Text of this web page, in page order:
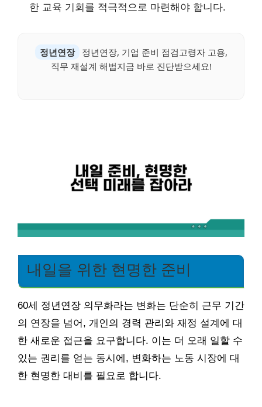
한 교육 기회를 적극적으로 마련해야 합니다.
정년연장
정년연장, 기업 준비 점검고령자 고용,
직무 재설계 해법지금 바로 진단받으세요!
내일을 위한 현명한 준비
60세 정년연장 의무화라는 변화는 단순히 근무 기간
의 연장을 넘어, 개인의 경력 관리와 재정 설계에 대
한 새로운 접근을 요구합니다. 이는 더 오래 일할 수
있는 권리를 얻는 동시에, 변화하는 노동 시장에 대
한 현명한 대비를 필요로 합니다.